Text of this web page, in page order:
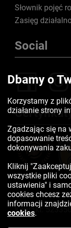
Słownik pojęć
Zasięg
Social
Kontakt:
Dbamy o
Korzystamy z
działanie strony
Zgadzając się na
dopasowanie
dokonywania
Kliknij
wszystkie pliki
ustawienia" i
cookies chcesz
informacji
cookies.